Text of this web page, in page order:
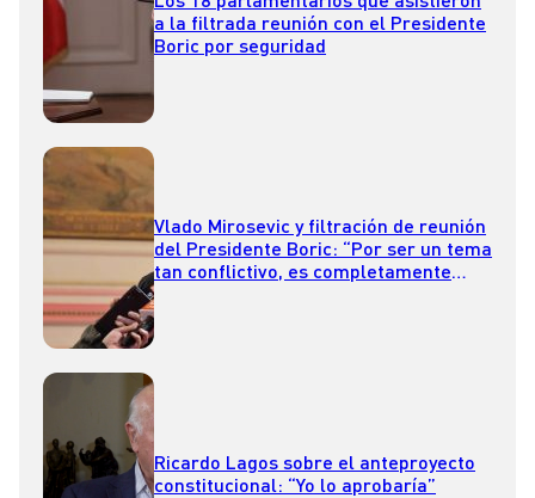
a la filtrada reunión con el Presidente
Boric por seguridad
Vlado Mirosevic y filtración de reunión
del Presidente Boric: “Por ser un tema
tan conflictivo, es completamente
Ricardo Lagos sobre el anteproyecto
constitucional: “Yo lo aprobaría”